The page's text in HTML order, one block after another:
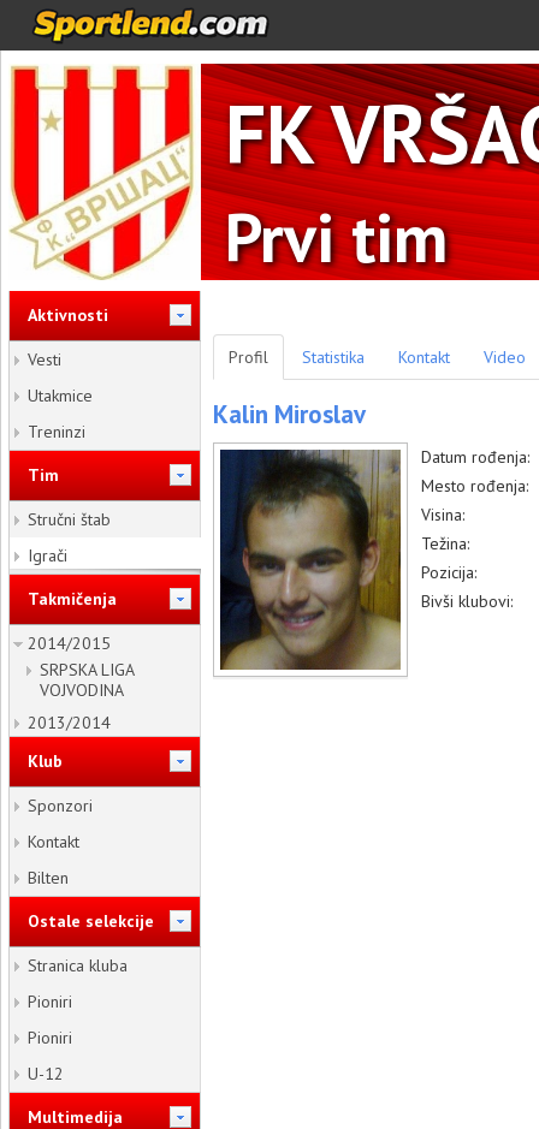
FK
Prvi tim
Aktivnosti
Vesti
Utakmice
Treninzi
Tim
Stručni štab
Igrači
Takmičenja
2014/2015
SRPSKA LIGA
VOJVODINA
2013/2014
Klub
Sponzori
Kontakt
Bilten
Ostale selekcije
Stranica kluba
Pioniri
Pioniri
U-12
Multimedija
Profil Statistika Kontakt Video
Kalin Miroslav
Datum rođenja:
Mesto rođenja:
Visina:
Težina:
Pozicija:
Bivši klubovi: